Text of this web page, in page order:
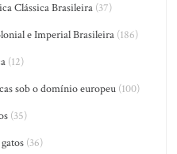
Clássica Brasileira (37)
e Imperial Brasileira (186)
(12)
sob o domínio europeu(100)
(35)
(36)